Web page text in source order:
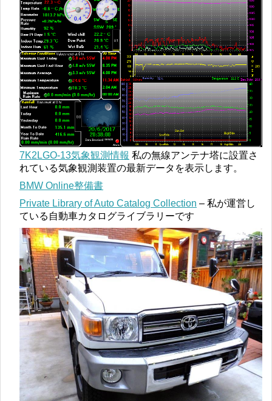
7K2LGO-13気象観測情報 私の無線アンテナ塔に設置さ
れている気象観測装置の最新データを表示します。
BMW Online整備書
Private Library of Auto Catalog Collection – 私が運営し
ている自動車カタログライブラリーです